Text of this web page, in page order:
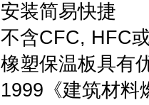
安装简易快捷
不含CFC, HFC
橡塑保温板具有
1999《建筑材料